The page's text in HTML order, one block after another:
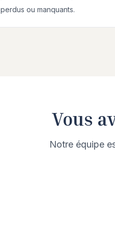
ou manquants.
Vous
Notre équipe